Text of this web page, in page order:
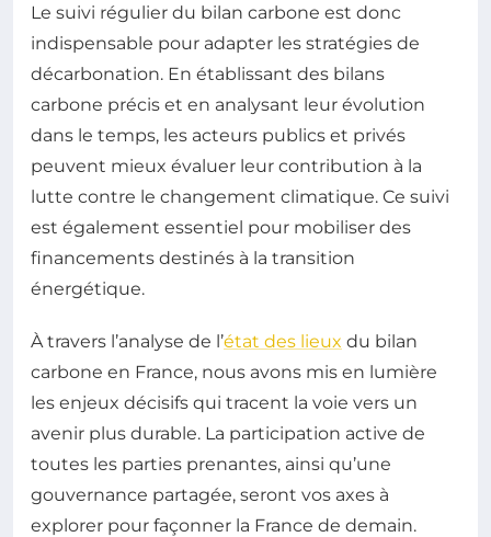
Le suivi régulier du bilan carbone est donc
indispensable pour adapter les stratégies de
décarbonation. En établissant des bilans
carbone précis et en analysant leur évolution
dans le temps, les acteurs publics et privés
peuvent mieux évaluer leur contribution à la
lutte contre le changement climatique. Ce suivi
est également essentiel pour mobiliser des
financements destinés à la transition
énergétique.
À travers l’analyse de l’état des lieux du bilan
carbone en France, nous avons mis en lumière
les enjeux décisifs qui tracent la voie vers un
avenir plus durable. La participation active de
toutes les parties prenantes, ainsi qu’une
gouvernance partagée, seront vos axes à
explorer pour façonner la France de demain.